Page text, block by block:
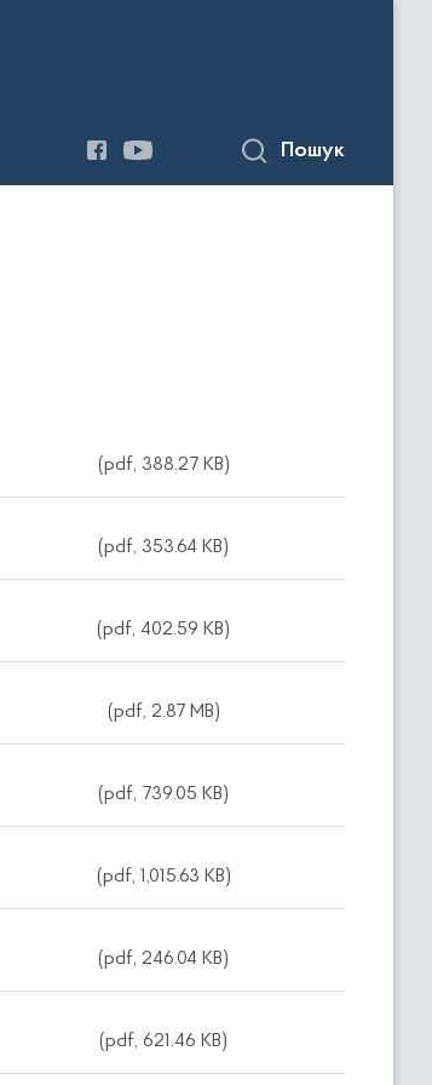
Пошук
(pdf, 388.27 KB)
(pdf, 353.64 KB)
(pdf, 402.59 KB)
(pdf, 2.87 MB)
(pdf, 739.05 KB)
(pdf, 1,015.63 KB)
(pdf, 246.04 KB)
(pdf, 621.46 KB)